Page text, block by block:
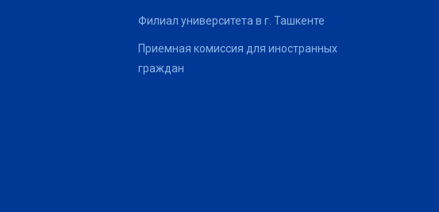
Филиал университета в г. Ташкенте
Приемная комиссия для иностранных
граждан